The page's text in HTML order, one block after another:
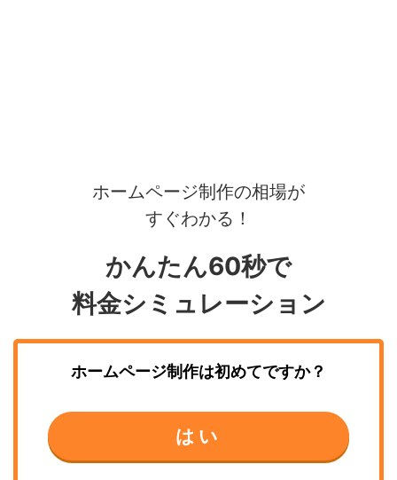
ホームページ制作の相場が
すぐわかる！
かんたん60秒で
料金シミュレーション
ホームページ制作は初めてですか？
はい